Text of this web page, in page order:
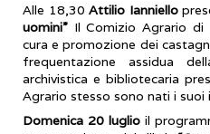
Alle 18,30 Attilio Ianniello
uomini” Il Comizio Agrario
cura e promozione dei
frequentazione assidua
archivistica e bibliotecaria
Agrario stesso sono nati i suoi
Domenica 20 luglioil